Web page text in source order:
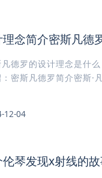
念简介密斯凡德
德罗的设计理念是什
密斯凡德罗简介密斯·
12-04
琴发现x射线的